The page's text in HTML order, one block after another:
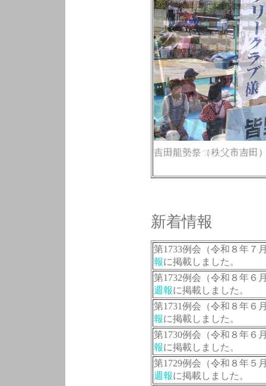
長瀞船玉まつり（長瀞町
吉田龍勢祭（秩父市吉田
新着情報
第1733例会（令和８年７
報に掲載しました。
第1732例会（令和８年６
週報に掲載しました。
第1731例会（令和８年６
報に掲載しました。
第1730例会（令和８年６
報に掲載しました。
第1729例会（令和８年５
週報に掲載しました。